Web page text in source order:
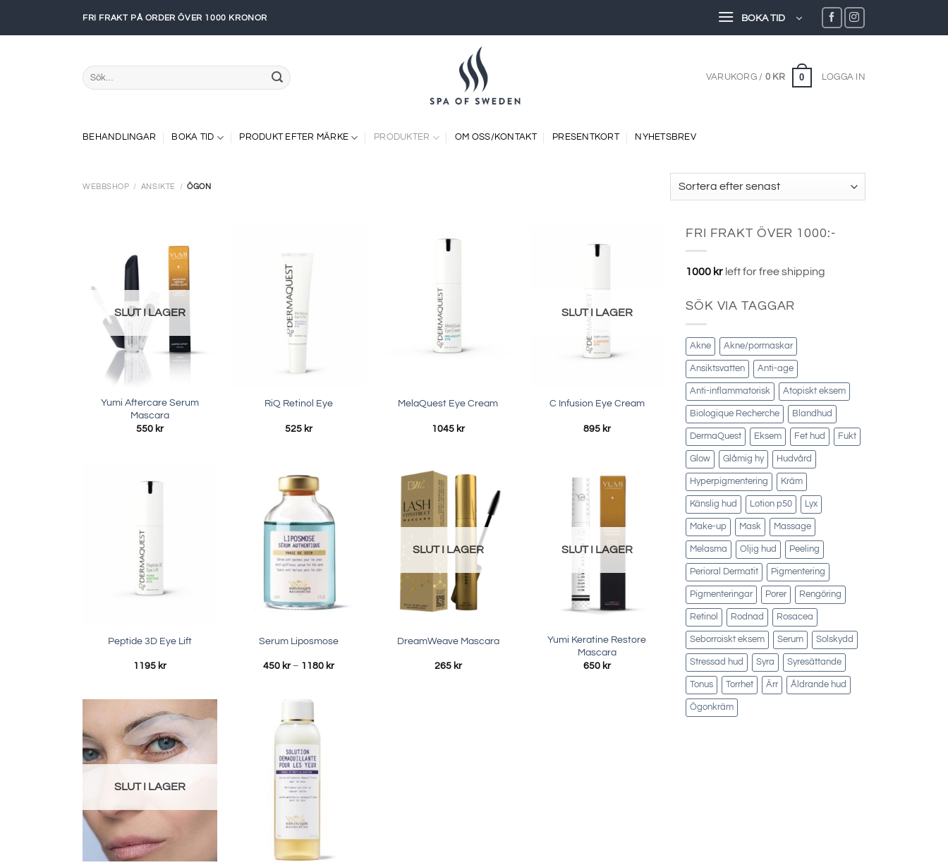
FRI FRAKT PÅ ORDER ÖVER 1000 KRONOR BOKA TID
Sök
efter:
VARUKORG / 0 KR 0 LOGGA IN
BEHANDLINGAR BOKA TID PRODUKT EFTER MÄRKE PRODUKTER OM OSS/KONTAKT PRESENTKORT NYHETSBREV
WEBBSHOP / ANSIKTE / ÖGON
SLUT I LAGER
Yumi Aftercare Serum
Mascara
550 kr
RiQ Retinol Eye
525 kr
MelaQuest Eye Cream
1045 kr
SLUT I LAGER
C Infusion Eye Cream
895 kr
Peptide 3D Eye Lift
1195 kr
Serum Liposmose
450 kr – 1180 krPrisintervall:
SLUT I LAGER
DreamWeave Mascara
265 kr
SLUT I LAGER
Yumi Keratine Restore
Mascara
650 kr
SLUT I LAGER
FRI FRAKT ÖVER 1000:-
1000 kr left for free shipping
SÖK VIA TAGGAR
Akne Akne/pormaskar
Ansiktsvatten Anti-age
Anti-inflammatorisk Atopiskt eksem
Biologique Recherche Blandhud
DermaQuest Eksem Fet hud Fukt
Glow Glåmig hy Hudvård
Hyperpigmentering Kräm
Känslig hud Lotion p50 Lyx
Make-up Mask Massage
Melasma Oljig hud Peeling
Perioral Dermatit Pigmentering
Pigmenteringar Porer Rengöring
Retinol Rodnad Rosacea
Seborroiskt eksem Serum Solskydd
Stressad hud Syra Syresättande
Tonus Torrhet Ärr Åldrande hud
Ögonkräm